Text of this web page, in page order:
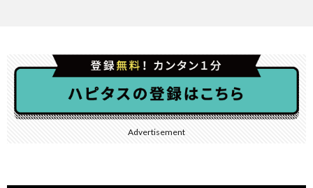
Advertisement